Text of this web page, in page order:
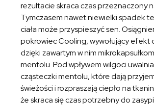
rezultacie skraca czas przeznaczony
Tymczasem nawet niewielki spadek
ciała może przyspieszyć sen.
pokrowiec Cooling, wywołujący efekt
dzięki zawartym w nim
mentolu. Pod wpływem wilgoci
cząsteczki mentolu, które dają
świeżości i rozpraszają ciepło na
że skraca się czas potrzebny do